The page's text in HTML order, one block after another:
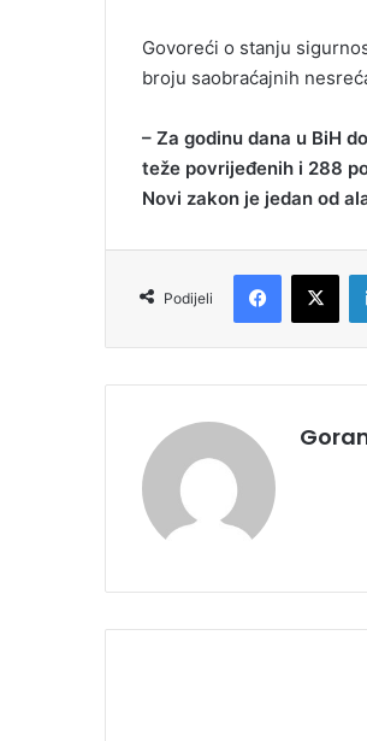
Govoreći o stanju
broju saobraćajnih
– Za godinu dana u BiH
teže povrijeđenih i 288
Novi zakon je jedan od
Podijeli